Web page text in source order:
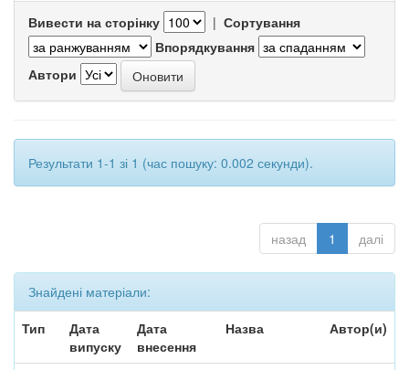
Вивести на сторінку | Сортування
Впорядкування
Автори
Результати 1-1 зі 1 (час пошуку: 0.002 секунди).
назад 1 далі
Знайдені матеріали:
Тип
Дата
випуску
Дата
внесення
Назва Автор(и)